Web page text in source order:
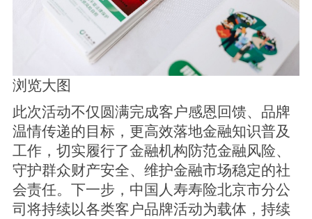
浏览大图
此次活动不仅圆满完成客户感恩回馈、品牌
温情传递的目标，更高效落地金融知识普及
工作，切实履行了金融机构防范金融风险、
守护群众财产安全、维护金融市场稳定的社
会责任。下一步，中国人寿寿险北京市分公
司将持续以各类客户品牌活动为载体，持续